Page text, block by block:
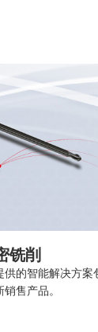
铣削
的智能解决方案
售产品。